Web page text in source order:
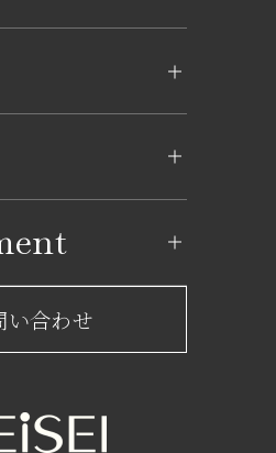
ー
知らせ
い合わせ